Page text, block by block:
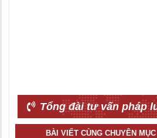
Tổng đài tư vấn pháp
BÀI VIẾT CÙNG CHUYÊN